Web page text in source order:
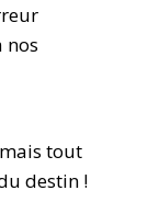
nos
tout
destin !